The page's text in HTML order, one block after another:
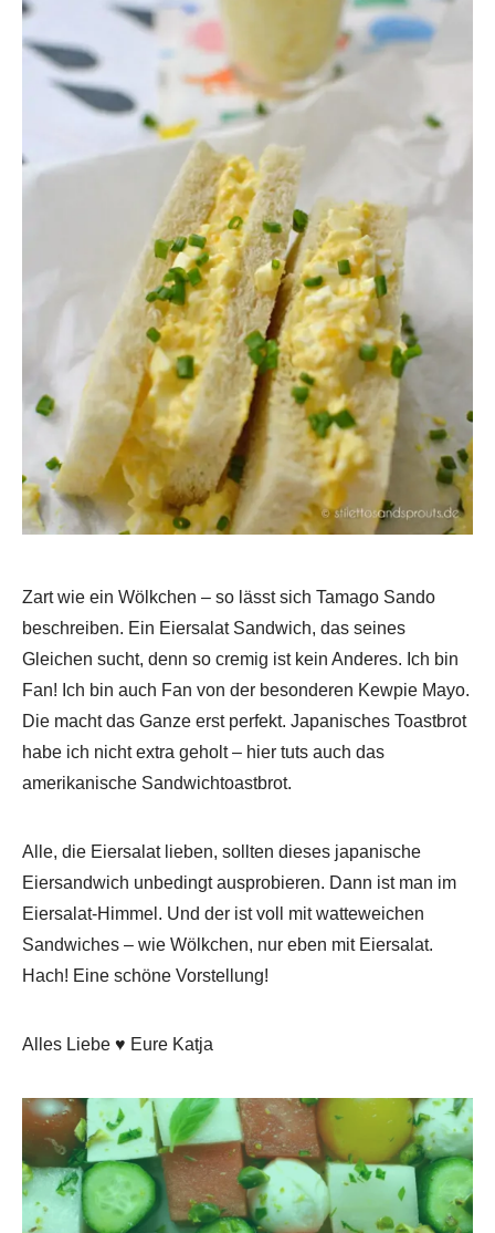
Zart wie ein Wölkchen – so lässt sich Tamago Sando
beschreiben. Ein Eiersalat Sandwich, das seines
Gleichen sucht, denn so cremig ist kein Anderes. Ich bin
Fan! Ich bin auch Fan von der besonderen Kewpie Mayo.
Die macht das Ganze erst perfekt. Japanisches Toastbrot
habe ich nicht extra geholt – hier tuts auch das
amerikanische Sandwichtoastbrot.
Alle, die Eiersalat lieben, sollten dieses japanische
Eiersandwich unbedingt ausprobieren. Dann ist man im
Eiersalat-Himmel. Und der ist voll mit watteweichen
Sandwiches – wie Wölkchen, nur eben mit Eiersalat.
Hach! Eine schöne Vorstellung!
Alles Liebe ♥ Eure Katja